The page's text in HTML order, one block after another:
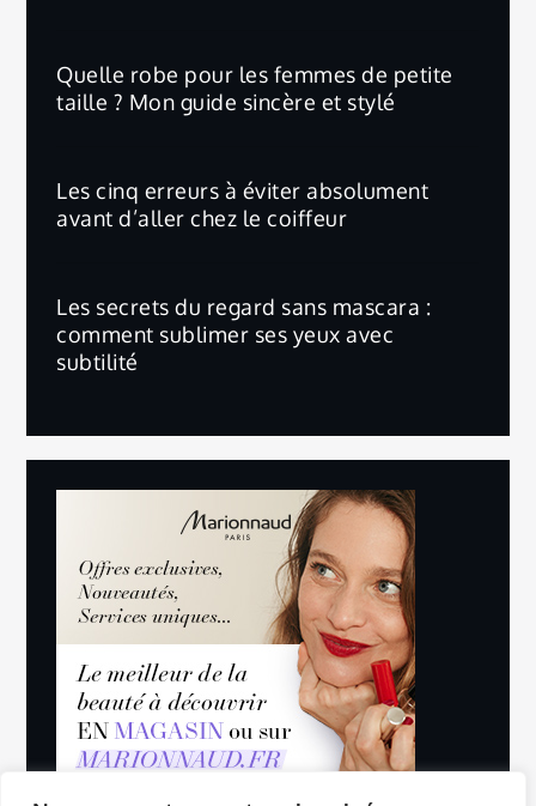
Quelle robe pour les femmes de petite
taille ? Mon guide sincère et stylé
Les cinq erreurs à éviter absolument
avant d’aller chez le coiffeur
Les secrets du regard sans mascara :
comment sublimer ses yeux avec
subtilité